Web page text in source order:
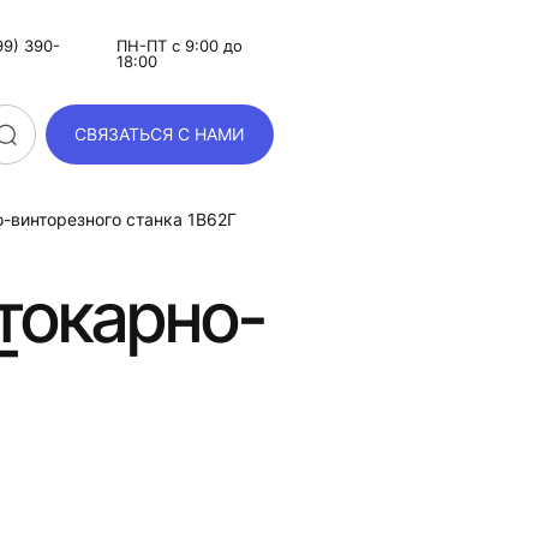
390-
ПН-ПТ с 9:00 до
18:00
СВЯЗАТЬСЯ С НАМИ
станка 1В62Г